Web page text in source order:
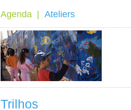
Agenda Ateliers
Trilhos